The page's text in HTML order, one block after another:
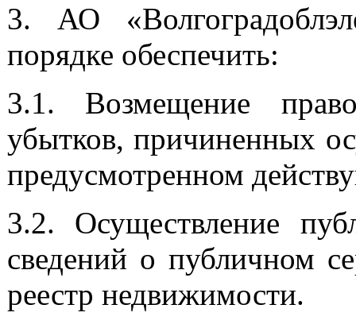
3. АО
порядке обеспечить:
3.1. Возмещение
убытков, причиненных
предусмотренном
3.2. Осуществление
сведений о публичном
реестр недвижимости.